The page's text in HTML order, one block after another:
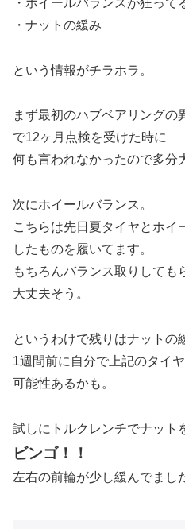
・ナットの緩み
という情報がチラホラ。
まず最初のハブベアリングの
で12ヶ月点検を受けた時に
何も言われなかったので多分
次にホイールバランス。
こちらは先日夏タイヤとホイ
したものを履いてます。
もちろんバランス取りしても
大丈夫そう。
というわけで残りはナットの
1週間前に自分で上記のタイ
可能性あるかも。
試しにトルクレンチでナット
ビンゴ！！
左右の前輪が少し緩んでまし